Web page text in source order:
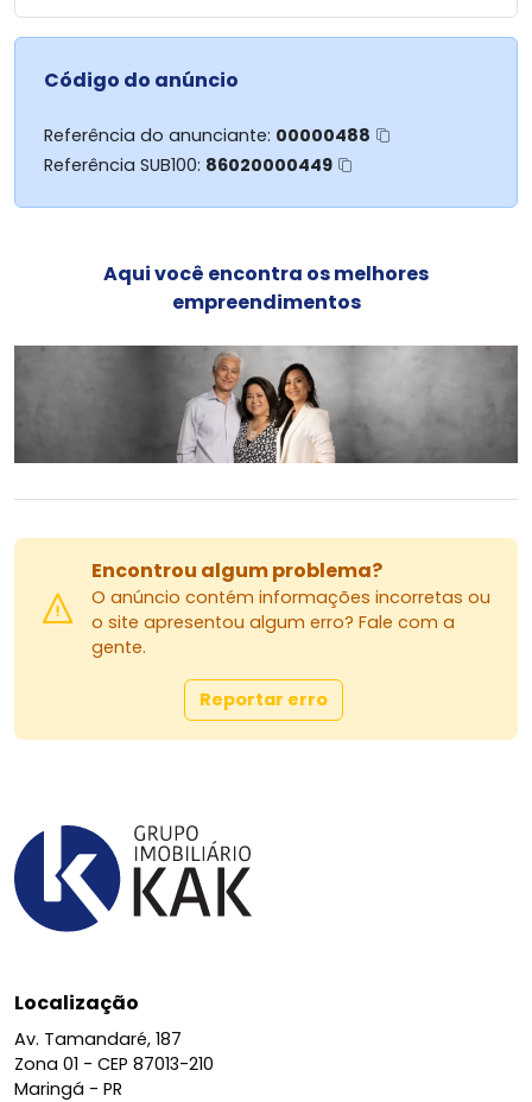
Código do anúncio
Referência do anunciante: 00000488
Referência SUB100: 86020000449
Aqui você encontra os melhores
empreendimentos
Encontrou algum problema?
O anúncio contém informações incorretas ou
o site apresentou algum erro? Fale com a
gente.
Reportar erro
Localização
Av. Tamandaré, 187
Zona 01 - CEP 87013-210
Maringá - PR